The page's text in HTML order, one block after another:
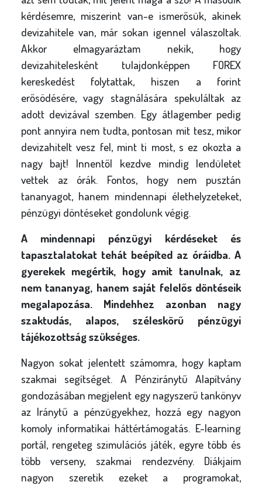
kérdésemre, miszerint van-e ismerősük, akinek
devizahitele van, már sokan igennel válaszoltak.
Akkor elmagyaráztam nekik, hogy
devizahitelesként tulajdonképpen FOREX
kereskedést folytattak, hiszen a forint
erősödésére, vagy stagnálására spekuláltak az
adott devizával szemben. Egy átlagember pedig
pont annyira nem tudta, pontosan mit tesz, mikor
devizahitelt vesz fel, mint ti most, s ez okozta a
nagy bajt! Innentől kezdve mindig lendületet
vettek az órák. Fontos, hogy nem pusztán
tananyagot, hanem mindennapi élethelyzeteket,
pénzügyi döntéseket gondolunk végig.
A mindennapi pénzügyi kérdéseket és
tapasztalatokat tehát beépíted az óráidba. A
gyerekek megértik, hogy amit tanulnak, az
nem tananyag, hanem saját felelős döntéseik
megalapozása. Mindehhez azonban nagy
szaktudás, alapos, széleskörű pénzügyi
tájékozottság szükséges.
Nagyon sokat jelentett számomra, hogy kaptam
szakmai segítséget. A Pénziránytű Alapítvány
gondozásában megjelent egy nagyszerű tankönyv
az Iránytű a pénzügyekhez, hozzá egy nagyon
komoly informatikai háttértámogatás. E-learning
portál, rengeteg szimulációs játék, egyre több és
több verseny, szakmai rendezvény. Diákjaim
nagyon szeretik ezeket a programokat,